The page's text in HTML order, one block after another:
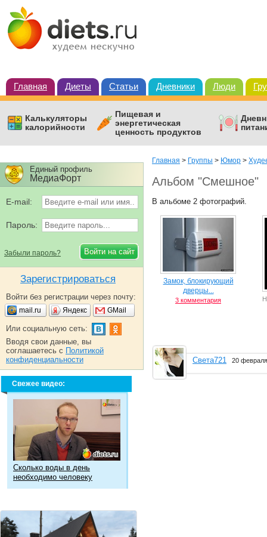
Главная Диеты Статьи Дневники Люди
Калькуляторы
калорийности
Пищевая и
энергетическая
ценность продуктов
Главная > Группы > Юмор >
Альбом "Смешное"
В альбоме 2 фотографий.
Замок, блокирующий
дверцы...
3 комментария
Света721 20
Единый профиль
МедиаФорт
E-mail:
Пароль:
Забыли пароль?
Зарегистрироваться
Войти без регистрации через почту:
mail.ru Яндекс GMail
Или социальную сеть:
Вводя свои данные, вы
соглашаетесь с Политикой
конфиденциальности
Свежее видео:
Сколько воды в день
необходимо человеку